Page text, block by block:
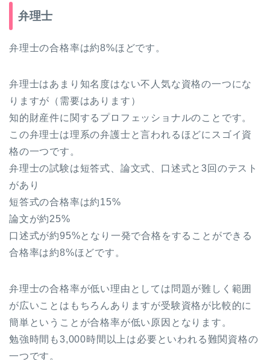
弁理士
弁理士の合格率は約8%ほどです。
弁理士はあまり知名度はない不人気な資格の一つにな
りますが（需要はあります）
知的財産件に関するプロフェッショナルのことです。
この弁理士は理系の弁護士と言われるほどにスゴイ資
格の一つです。
弁理士の試験は短答式、論文式、口述式と3回のテスト
があり
短答式の合格率は約15%
論文が約25%
口述式が約95%となり一発で合格をすることができる
合格率は約8%ほどです。
弁理士の合格率が低い理由としては問題が難しく範囲
が広いことはもちろんありますが受験資格が比較的に
簡単ということが合格率が低い原因となります。
勉強時間も3,000時間以上は必要といわれる難関資格の
一つです。